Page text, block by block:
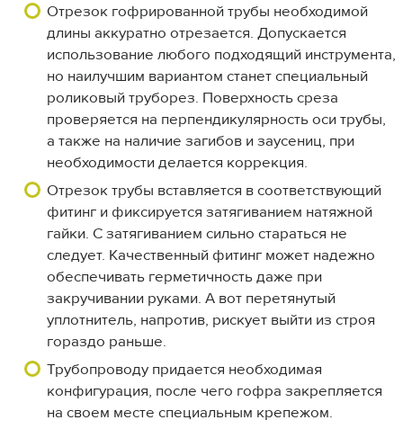
Отрезок гофрированной трубы необходимой
длины аккуратно отрезается. Допускается
использование любого подходящий инструмента,
но наилучшим вариантом станет специальный
роликовый труборез. Поверхность среза
проверяется на перпендикулярность оси трубы,
а также на наличие загибов и заусениц, при
необходимости делается коррекция.
Отрезок трубы вставляется в соответствующий
фитинг и фиксируется затягиванием натяжной
гайки. С затягиванием сильно стараться не
следует. Качественный фитинг может надежно
обеспечивать герметичность даже при
закручивании руками. А вот перетянутый
уплотнитель, напротив, рискует выйти из строя
гораздо раньше.
Трубопроводу придается необходимая
конфигурация, после чего гофра закрепляется
на своем месте специальным крепежом.